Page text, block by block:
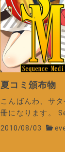
夏コミ頒布物
こんばんわ、サ
冊になります。
2010/08/03